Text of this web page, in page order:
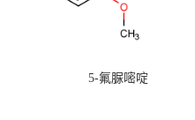
5-氟脲嘧啶